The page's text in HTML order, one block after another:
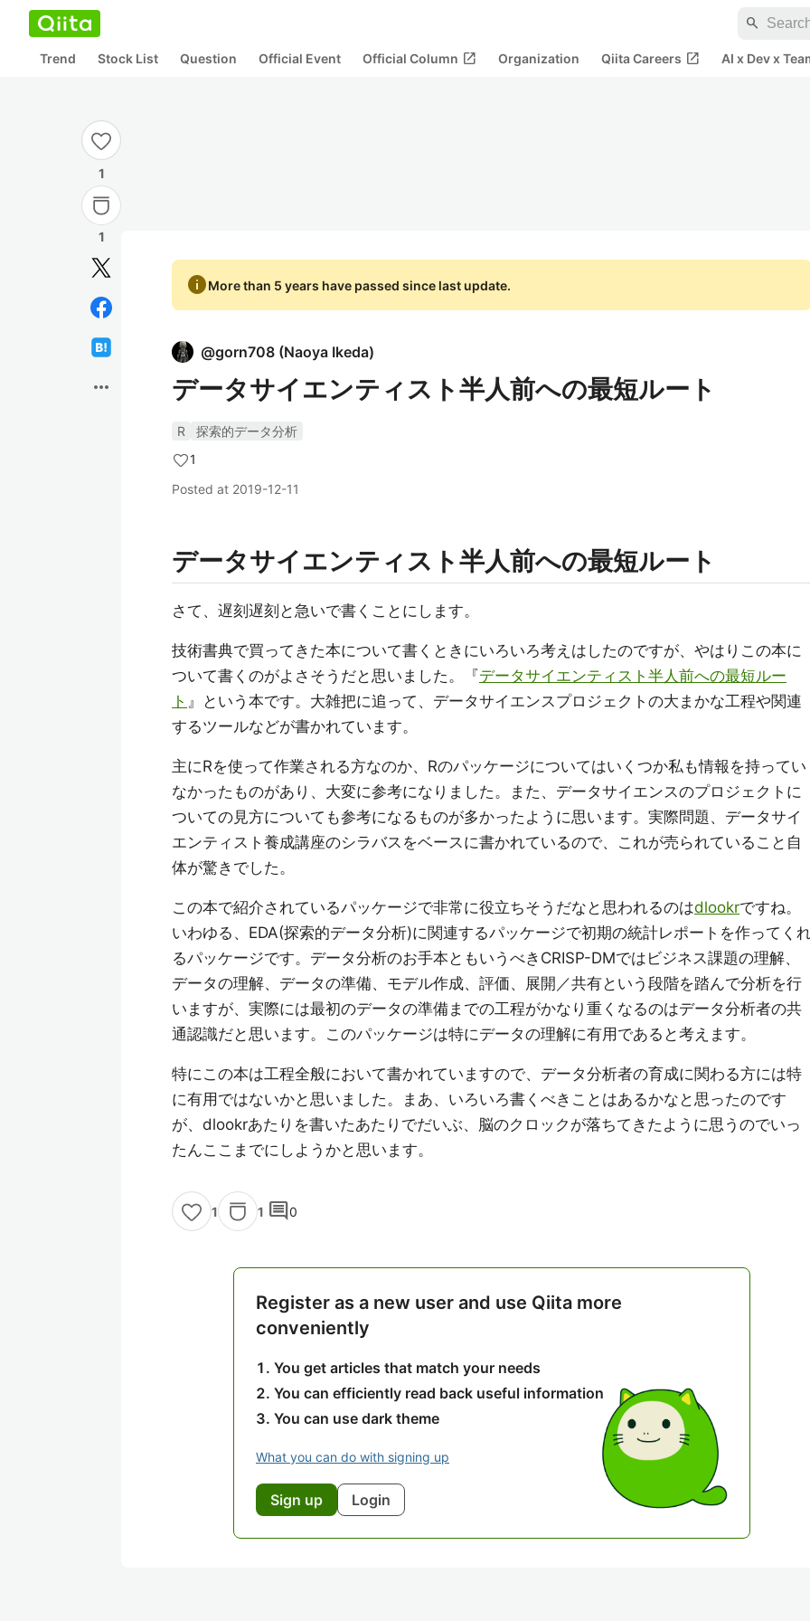
search
Trend Stock List Question Official Event Official Column open_in_new Organization Qiita Careers open_in_new AI x Dev x
1
1
more_horiz
infoMore than 5 years have passed since last update.
@gorn708 (Naoya Ikeda)
データサイエンティスト半人前への最短ルート
R
探索的データ分析
1
Posted at 2019-12-11
データサイエンティスト半人前への最短ルート
さて、遅刻遅刻と急いで書くことにします。
技術書典で買ってきた本について書くときにいろいろ考えはしたのですが、やはりこの本に
ついて書くのがよさそうだと思いました。『データサイエンティスト半人前への最短ルー
ト 』という本です。大雑把に追って、データサイエンスプロジェクトの大まかな工程や関連
するツールなどが書かれています。
主にRを使って作業される方なのか、Rのパッケージについてはいくつか私も情報を持ってい
なかったものがあり、大変に参考になりました。また、データサイエンスのプロジェクトに
ついての見方についても参考になるものが多かったように思います。実際問題、データサイ
エンティスト養成講座のシラバスをベースに書かれているので、これが売られていること自
体が驚きでした。
この本で紹介されているパッケージで非常に役立ちそうだなと思われるのはdlookrですね。
いわゆる、EDA(探索的データ分析)に関連するパッケージで初期の統計レポートを作ってく
るパッケージです。データ分析のお手本ともいうべきCRISP-DMではビジネス課題の理解、
データの理解、データの準備、モデル作成、評価、展開／共有という段階を踏んで分析を行
いますが、実際には最初のデータの準備までの工程がかなり重くなるのはデータ分析者の共
通認識だと思います。このパッケージは特にデータの理解に有用であると考えます。
特にこの本は工程全般において書かれていますので、データ分析者の育成に関わる方には特
に有用ではないかと思いました。まあ、いろいろ書くべきことはあるかなと思ったのです
が、dlookrあたりを書いたあたりでだいぶ、脳のクロックが落ちてきたように思うのでいっ
たんここまでにしようかと思います。
1 1 comment0
Register as a new user and use Qiita more
conveniently
You get articles that match your needs
You can efficiently read back useful information
You can use dark theme
What you can do with signing up
Sign up Login